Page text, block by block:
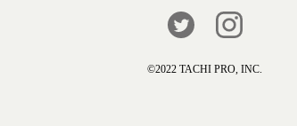
©️2022 TACHI PRO, INC.